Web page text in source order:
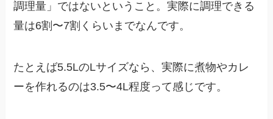
調理量」ではないということ。実際に調理できる
量は6割〜7割くらいまでなんです。
たとえば5.5LのLサイズなら、実際に煮物やカレ
ーを作れるのは3.5〜4L程度って感じです。